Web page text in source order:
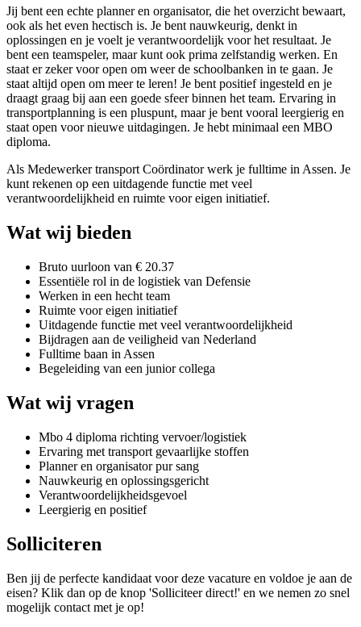
Jij bent een echte planner en organisator, die het overzicht bewaart,
ook als het even hectisch is. Je bent nauwkeurig, denkt in
oplossingen en je voelt je verantwoordelijk voor het resultaat. Je
bent een teamspeler, maar kunt ook prima zelfstandig werken. En
staat er zeker voor open om weer de schoolbanken in te gaan. Je
staat altijd open om meer te leren! Je bent positief ingesteld en je
draagt graag bij aan een goede sfeer binnen het team. Ervaring in
transportplanning is een pluspunt, maar je bent vooral leergierig en
staat open voor nieuwe uitdagingen. Je hebt minimaal een MBO
diploma.
Als Medewerker transport Coördinator werk je fulltime in Assen. Je
kunt rekenen op een uitdagende functie met veel
verantwoordelijkheid en ruimte voor eigen initiatief.
Wat wij bieden
Bruto uurloon van € 20.37
Essentiële rol in de logistiek van Defensie
Werken in een hecht team
Ruimte voor eigen initiatief
Uitdagende functie met veel verantwoordelijkheid
Bijdragen aan de veiligheid van Nederland
Fulltime baan in Assen
Begeleiding van een junior collega
Wat wij vragen
Mbo 4 diploma richting vervoer/logistiek
Ervaring met transport gevaarlijke stoffen
Planner en organisator pur sang
Nauwkeurig en oplossingsgericht
Verantwoordelijkheidsgevoel
Leergierig en positief
Solliciteren
Ben jij de perfecte kandidaat voor deze vacature en voldoe je aan de
eisen? Klik dan op de knop 'Solliciteer direct!' en we nemen zo snel
mogelijk contact met je op!